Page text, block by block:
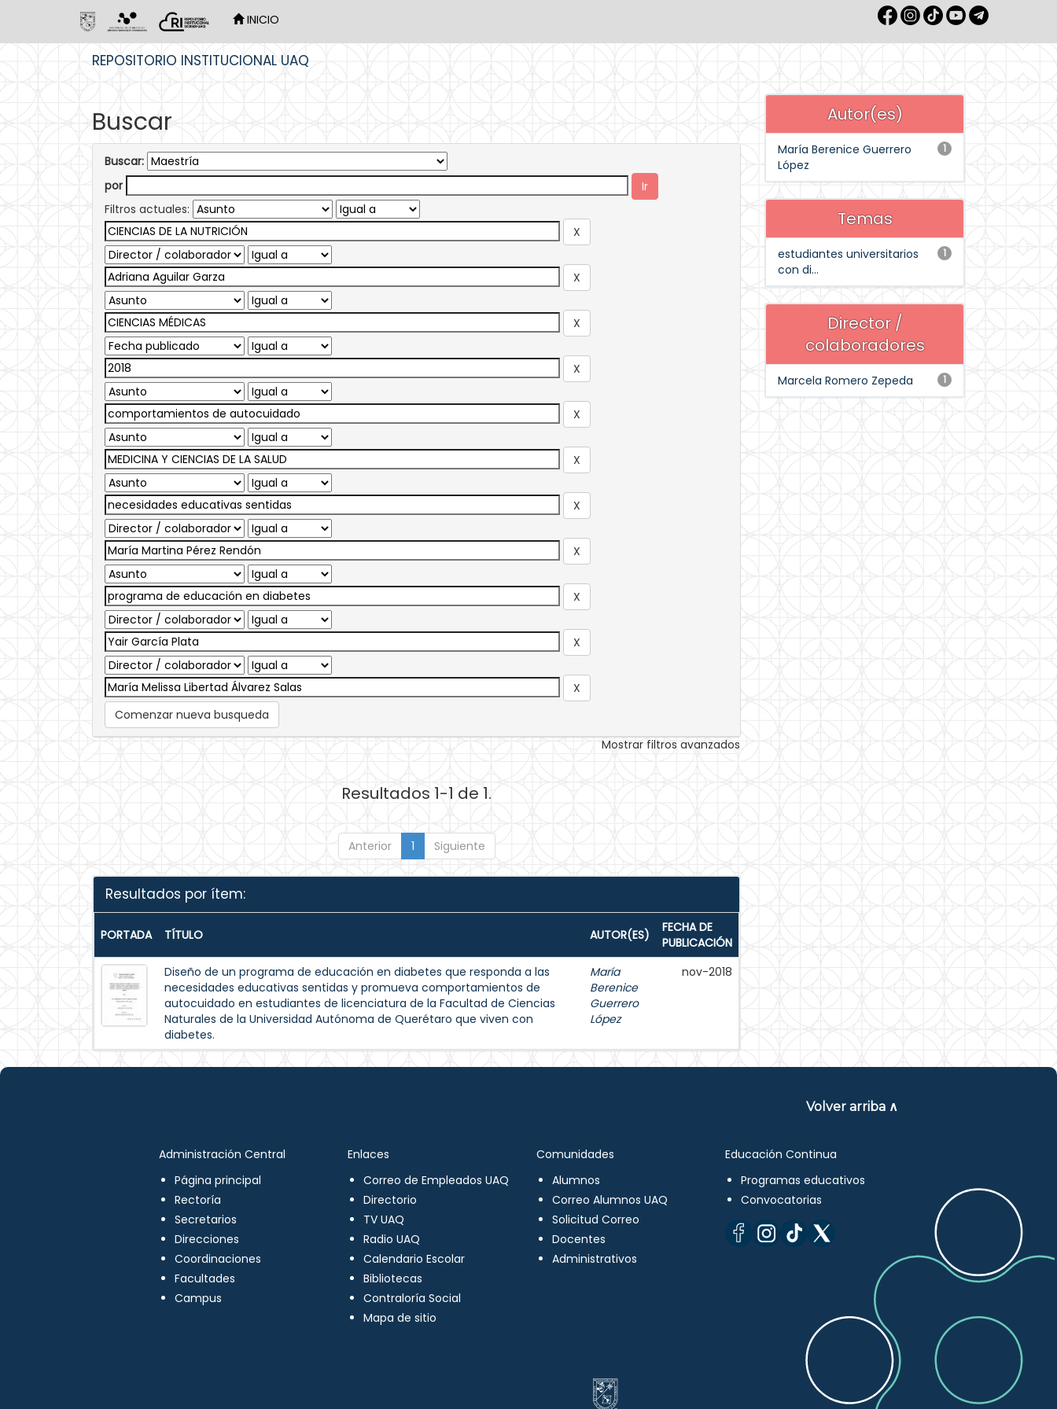
INICIO
REPOSITORIO INSTITUCIONAL UAQ
Buscar
Buscar:
por
Filtros actuales:
Comenzar nueva busqueda
Mostrar filtros avanzados
Resultados 1-1 de 1.
Anterior 1 Siguiente
Resultados por ítem:
PORTADA TÍTULO AUTOR(ES)
FECHA DE
PUBLICACIÓN
Diseño de un programa de educación en diabetes que responda a las
necesidades educativas sentidas y promueva comportamientos de
autocuidado en estudiantes de licenciatura de la Facultad de Ciencias
Naturales de la Universidad Autónoma de Querétaro que viven con
diabetes.
María
Berenice
Guerrero
López
nov-2018
Autor(es)
1
María Berenice Guerrero
López
Temas
1
estudiantes universitarios
con di...
Director /
colaboradores
1
Marcela Romero Zepeda
Volver arriba ∧
Administración Central
Página principal
Rectoría
Secretarios
Direcciones
Coordinaciones
Facultades
Campus
Enlaces
Correo de Empleados UAQ
Directorio
TV UAQ
Radio UAQ
Calendario Escolar
Bibliotecas
Contraloría Social
Mapa de sitio
Comunidades
Alumnos
Correo Alumnos UAQ
Solicitud Correo
Docentes
Administrativos
Educación Continua
Programas educativos
Convocatorias